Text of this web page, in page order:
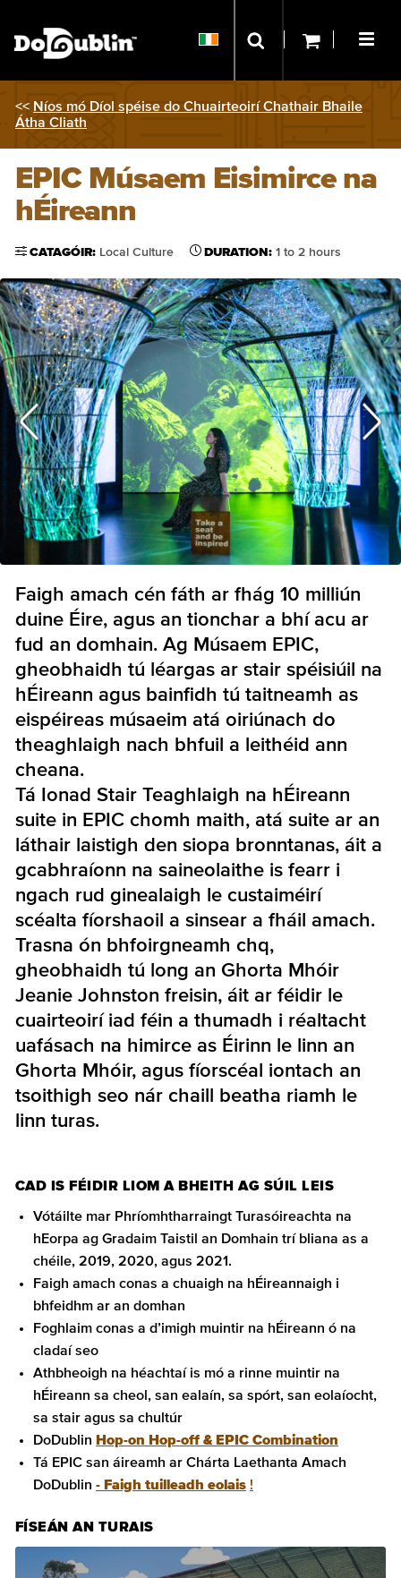
<< Níos mó Díol spéise do Chuairteoirí Chathair Bhaile
Átha Cliath
EPIC Músaem Eisimirce na
hÉireann
CATAGÓIR: Local Culture DURATION: 1 to 2 hours
Faigh amach cén fáth ar fhág 10 milliún
duine Éire, agus an tionchar a bhí acu ar
fud an domhain. Ag Músaem EPIC,
gheobhaidh tú léargas ar stair spéisiúil na
hÉireann agus bainfidh tú taitneamh as
eispéireas músaeim atá oiriúnach do
theaghlaigh nach bhfuil a leithéid ann
cheana.
Tá Ionad Stair Teaghlaigh na hÉireann
suite in EPIC chomh maith, atá suite ar an
láthair laistigh den siopa bronntanas, áit a
gcabhraíonn na saineolaithe is fearr i
ngach rud ginealaigh le custaiméirí
scéalta fíorshaoil a sinsear a fháil amach.
Trasna ón bhfoirgneamh chq,
gheobhaidh tú long an Ghorta Mhóir
Jeanie Johnston freisin, áit ar féidir le
cuairteoirí iad féin a thumadh i réaltacht
uafásach na himirce as Éirinn le linn an
Ghorta Mhóir, agus fíorscéal iontach an
tsoithigh seo nár chaill beatha riamh le
linn turas.
CAD IS FÉIDIR LIOM A BHEITH AG SÚIL LEIS
Vótáilte mar Phríomhtharraingt Turasóireachta na
hEorpa ag Gradaim Taistil an Domhain trí bliana as a
chéile, 2019, 2020, agus 2021.
Faigh amach conas a chuaigh na hÉireannaigh i
bhfeidhm ar an domhan
Foghlaim conas a d’imigh muintir na hÉireann ó na
cladaí seo
Athbheoigh na héachtaí is mó a rinne muintir na
hÉireann sa cheol, san ealaín, sa spórt, san eolaíocht,
sa stair agus sa chultúr
DoDublin Hop-on Hop-off & EPIC Combination
Tá EPIC san áireamh ar Chárta Laethanta Amach
DoDublin - Faigh tuilleadh eolais !
FÍSEÁN AN TURAIS